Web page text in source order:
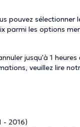
pouvez sélectionner
parmi les options
jusqu'à 1
veuillez lire
- 2016)